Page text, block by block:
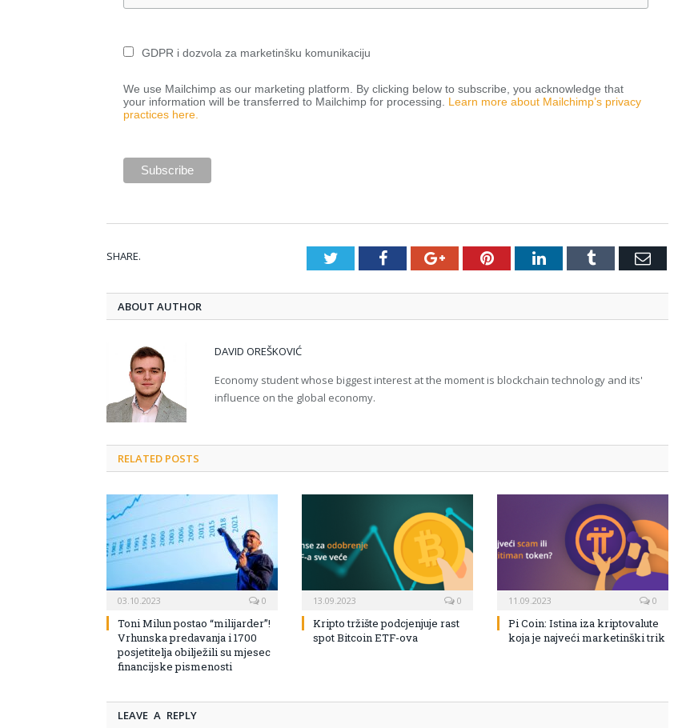
GDPR i dozvola za marketinšku komunikaciju
We use Mailchimp as our marketing platform. By clicking below to subscribe, you acknowledge that
your information will be transferred to Mailchimp for processing. Learn more about Mailchimp’s privacy
practices here.
SHARE. TwitterFacebookGoogle+PinterestLinkedInTumblr Email
ABOUT AUTHOR
DAVID OREŠKOVIĆ
Economy student whose biggest interest at the moment is blockchain technology and its'
influence on the global economy.
RELATED POSTS
03.10.2023 0
Toni Milun postao “milijarder”!
Vrhunska predavanja i 1700
posjetitelja obilježili su mjesec
financijske pismenosti
13.09.2023 0
Kripto tržište podcjenjuje rast
spot Bitcoin ETF-ova
11.09.2023 0
Pi Coin: Istina iza kriptovalute
koja je najveći marketinški trik
LEAVE A REPLY